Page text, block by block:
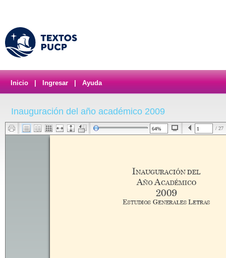
Inicio Ingresar Ayuda
Inauguración del año académico 2009
/ 27